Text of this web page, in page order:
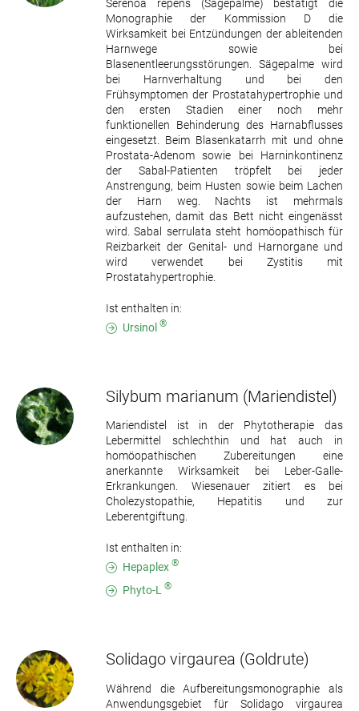
Serenoa repens (Sägepalme) bestätigt die
Monographie der Kommission D die
Wirksamkeit bei Entzündungen der ableitenden
Harnwege sowie bei
Blasenentleerungsstörungen. Sägepalme wird
bei Harnverhaltung und bei den
Frühsymptomen der Prostatahypertrophie und
den ersten Stadien einer noch mehr
funktionellen Behinderung des Harnabflusses
eingesetzt. Beim Blasenkatarrh mit und ohne
Prostata-Adenom sowie bei Harninkontinenz
der Sabal-Patienten tröpfelt bei jeder
Anstrengung, beim Husten sowie beim Lachen
der Harn weg. Nachts ist mehrmals
aufzustehen, damit das Bett nicht eingenässt
wird. Sabal serrulata steht homöopathisch für
Reizbarkeit der Genital- und Harnorgane und
wird verwendet bei Zystitis mit
Prostatahypertrophie.
Ist enthalten in:
Ursinol ®
Silybum marianum (Mariendistel)
Mariendistel ist in der Phytotherapie das
Lebermittel schlechthin und hat auch in
homöopathischen Zubereitungen eine
anerkannte Wirksamkeit bei Leber-Galle-
Erkrankungen. Wiesenauer zitiert es bei
Cholezystopathie, Hepatitis und zur
Leberentgiftung.
Ist enthalten in:
Hepaplex ®
Phyto-L ®
Solidago virgaurea (Goldrute)
Während die Aufbereitungsmonographie als
Anwendungsgebiet für Solidago virgaurea